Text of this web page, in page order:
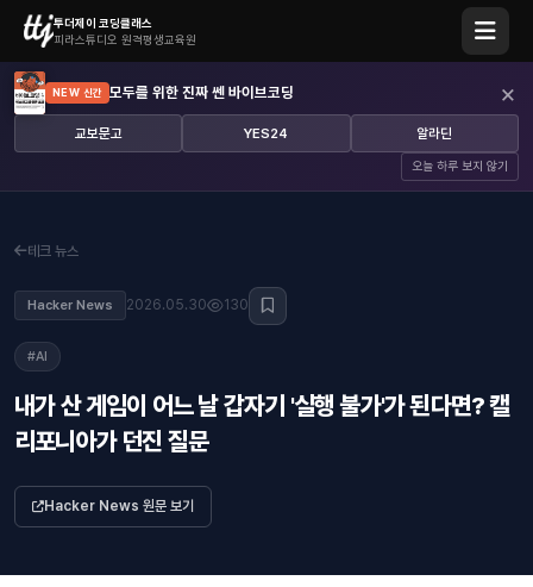
투더제이 코딩클래스
피라스튜디오 원격평생교육원
NEW 신간 모두를 위한 진짜 쎈 바이브코딩
교보문고 YES24 알라딘
오늘 하루 보지 않기
×
테크 뉴스
Hacker News 2026.05.30 130
#AI
내가 산 게임이 어느 날 갑자기 '실행 불가'가 된다면? 캘
리포니아가 던진 질문
Hacker News 원문 보기